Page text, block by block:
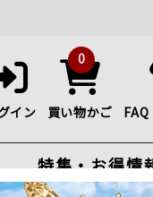
イン
0
買い物かご
特集・お得情